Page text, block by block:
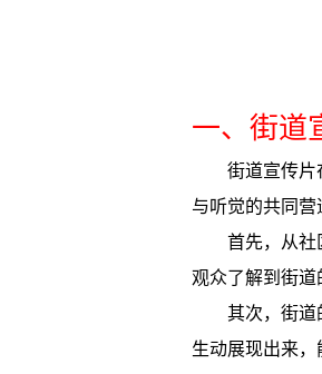
一、街道
街道宣传片
与听觉的共同营
首先，从社
观众了解到街道
其次，街道
生动展现出来，